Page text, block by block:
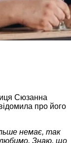
Сюзанна
про його
немає, так
любимо. Знаю, що